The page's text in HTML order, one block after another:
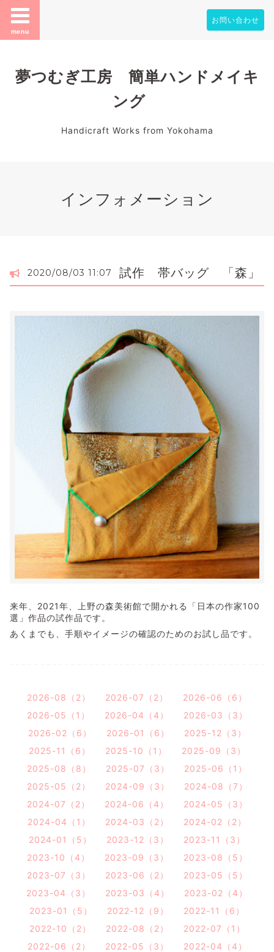
menu
お問い合わせ
夢つむぎ工房 簡単ハンドメイキ
ング
Handicraft Works from Yokohama
インフォメーション
2020/08/03 11:07 試作 帯バッグ 「森」
来年、2021年、上野の森美術館で開かれる「日本の作家100
選」作品の試作品です。
あくまでも、手順やイメージの確認のためのお試し品です。
2026-08（2） 2026-07（2）
2026-06（6）
2026-05（1）
2026-04（4）
2026-03（3）
2026-02（6）
2026-01（6）
2025-12（3）
2025-11（6）
2025-10（1）
2025-09（3）
2025-08（8）
2025-07（3）
2025-06（1）
2025-05（2）
2024-09（3）
2024-08（7）
2024-07（2）
2024-06（4）
2024-05（3）
2024-04（1）
2024-03（2）
2024-02（2）
2024-01（5）
2023-12（3）
2023-11（3）
2023-10（4）
2023-09（3）
2023-08（5）
2023-07（3）
2023-06（2）
2023-05（5）
2023-04（3）
2023-03（4）
2023-02（4）
2023-01（5）
2022-12（9）
2022-11（6）
2022-10（2）
2022-08（2）
2022-07（1）
2022-06（2）
2022-05（3）
2022-04（4）